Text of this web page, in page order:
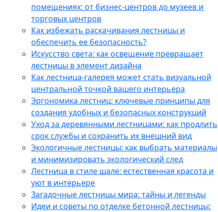
помещениях: от бизнес-центров до музеев и
торговых центров
Как избежать раскачивания лестницы и
обеспечить ее безопасность?
Искусство света: как освещение превращает
лестницы в элемент дизайна
Как лестница-галерея может стать визуальной
центральной точкой вашего интерьера
Эргономика лестниц: ключевые принципы для
создания удобных и безопасных конструкций
Уход за деревянными лестницами: как продлить
срок службы и сохранить их внешний вид
Экологичные лестницы: как выбрать материалы
и минимизировать экологический след
Лестница в стиле шале: естественная красота и
уют в интерьере
Загадочные лестницы мира: тайны и легенды
Идеи и советы по отделке бетонной лестницы: